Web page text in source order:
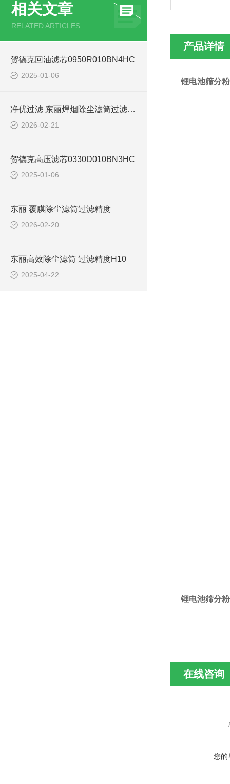
相关文章
RELATED ARTICLES
贺德克回油滤芯0950R010BN4HC
2025-01-06
净优过滤 东丽焊烟除尘滤筒过滤精度
2026-02-21
贺德克高压滤芯0330D010BN3HC
2025-01-06
东丽 覆膜除尘滤筒过滤精度
2026-02-20
东丽高效除尘滤筒 过滤精度H10
2025-04-22
产品详情
锂电池筛分
锂电池筛分
在线咨询
您的